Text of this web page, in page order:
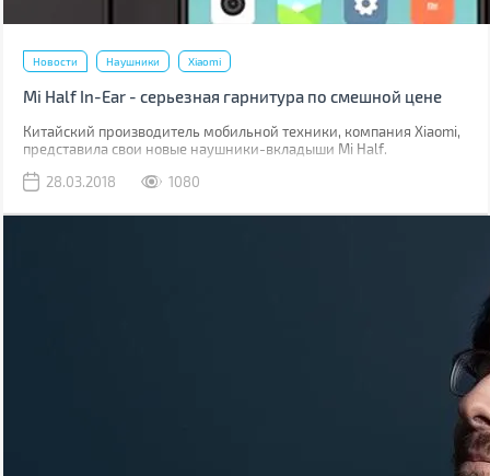
Новости Наушники Xiaomi
Mi Half In-Ear - серьезная гарнитура по смешной цене
Китайский производитель мобильной техники, компания Xiaomi,
представила свои новые наушники-вкладыши Mi Half.
28.03.2018
1080